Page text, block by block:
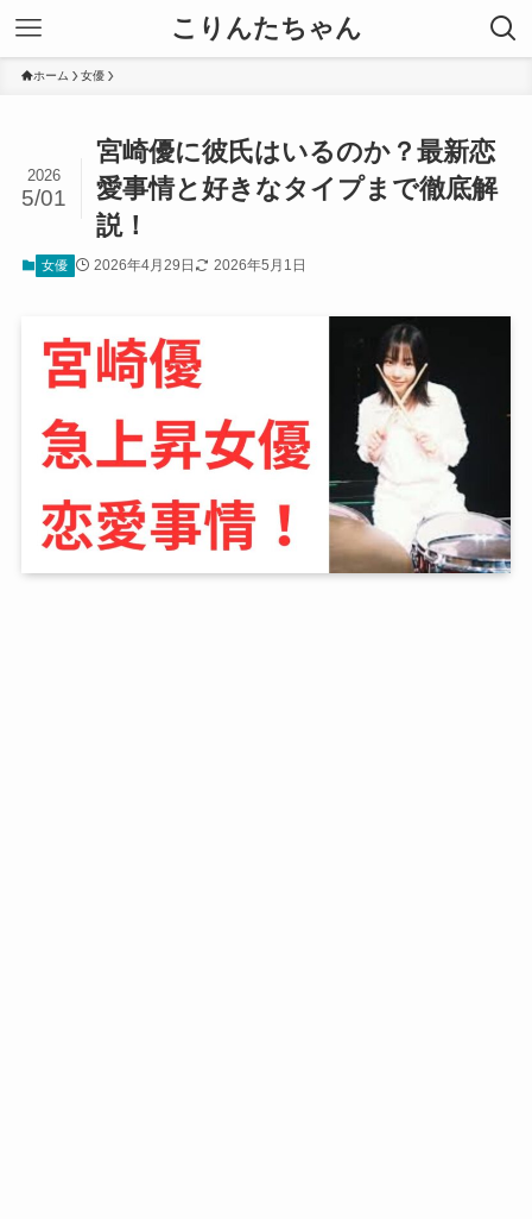
こりんたちゃん
ホーム 女優
宮崎優に彼氏はいるのか？最新恋
愛事情と好きなタイプまで徹底解
説！
2026
5/01
女優 2026年4月29日 2026年5月1日